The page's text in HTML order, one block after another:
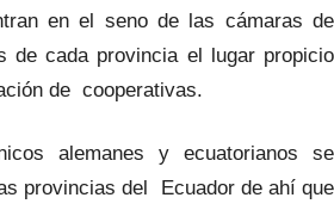
en el seno de las cámaras de
de cada provincia el lugar propicio
de cooperativas.
alemanes y ecuatorianos se
provincias del Ecuador de ahí que